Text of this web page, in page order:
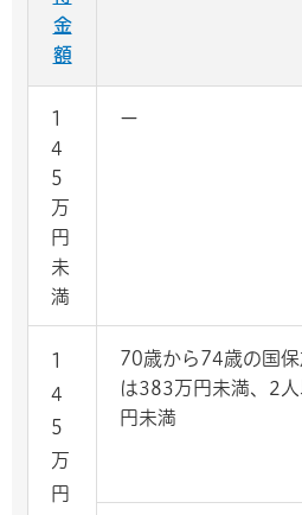
金
額
1
4
5
万
円
未
満
ー
1
4
5
万
円
70歳から74歳の国
は383万円未満、2
円未満